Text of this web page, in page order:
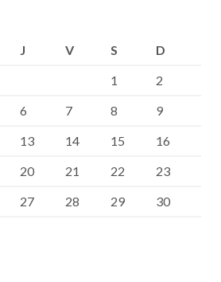
J V S
D
1
2
6 7 8
9
13 14 15
16
20 21 22
23
27 28 29
30